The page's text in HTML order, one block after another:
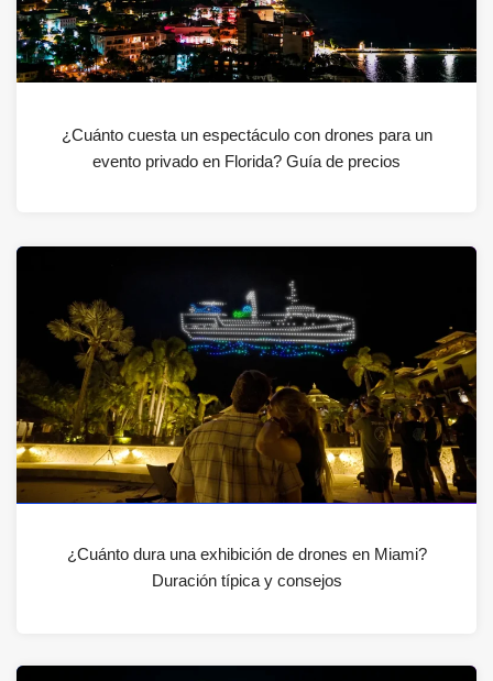
¿Cuánto cuesta un espectáculo con drones para un
evento privado en Florida? Guía de precios
¿Cuánto dura una exhibición de drones en Miami?
Duración típica y consejos